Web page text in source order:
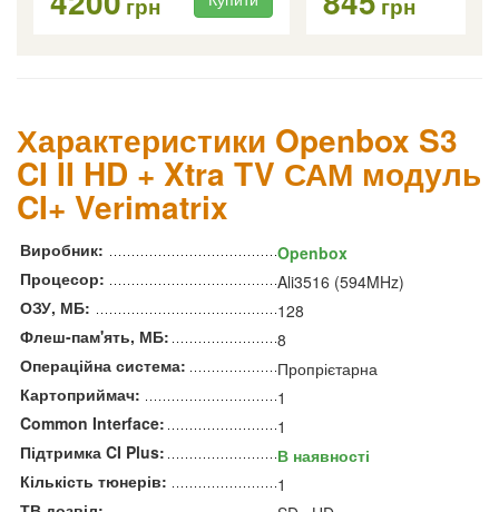
грн грн
Характеристики Openbox S3
CI II HD + Xtra TV САМ модуль
CI+ Verimatrix
Виробник:
Openbox
Процесор:
Ali3516 (594MHz)
ОЗУ, МБ:
128
Флеш-пам'ять, МБ:
8
Операційна система:
Пропрієтарна
Картоприймач:
1
Common Interface:
1
Підтримка CI Plus:
В наявності
Кількість тюнерів:
1